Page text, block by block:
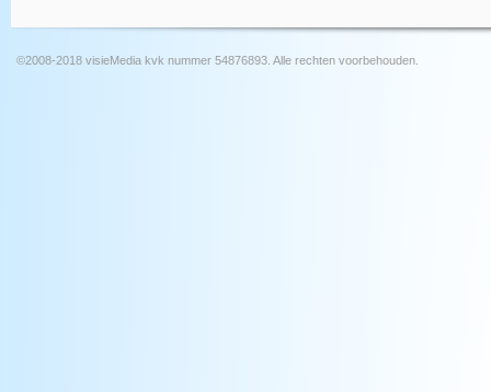
©2008-2018 visieMedia kvk nummer 54876893. Alle rechten voorbehouden.